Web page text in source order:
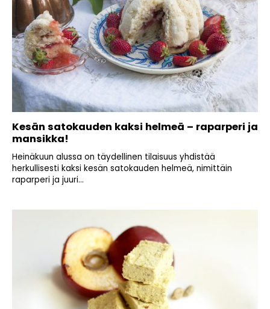
Kesän satokauden kaksi helmeä – raparperi ja
mansikka!
Heinäkuun alussa on täydellinen tilaisuus yhdistää
herkullisesti kaksi kesän satokauden helmeä, nimittäin
raparperi ja juuri...